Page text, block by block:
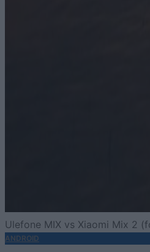
Ulefone MIX vs Xiaomi Mix 2
ANDROID